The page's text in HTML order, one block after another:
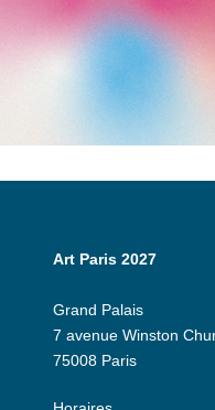
Art Paris 2027
Grand Palais
7 avenue Winston
75008 Paris